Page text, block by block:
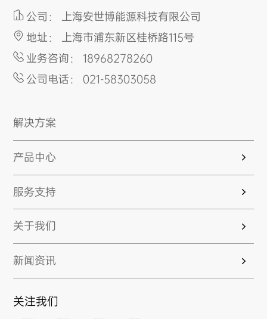
公司： 上海安世博能源科技有限公司
地址： 上海市浦东新区桂桥路115号
业务咨询： 18968278260
公司电话： 021-58303058
解决方案
产品中心
服务支持
关于我们
新闻资讯
关注我们